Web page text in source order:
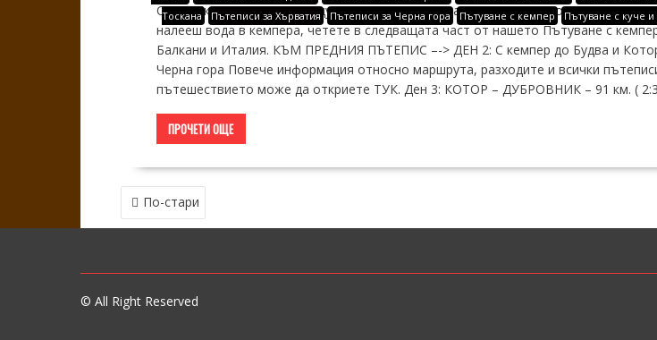
Тоскана
Пътеписи за Хърватия Пътеписи за Черна гора Пътуване с кемпер Пътуване с куче и
Свети Яков, както и да нощуваш в двора на пожарната, откъдето на
налееш вода в кемпера, четете в следващата част от нашето Пътуване с
Балкани и Италия. КЪМ ПРЕДНИЯ ПЪТЕПИС –-> ДЕН 2: С кемпер до Будва и
Черна гора Повече информация относно маршрута, разходите и всички
пътешествието може да откриете ТУК. Ден 3: КОТОР – ДУБРОВНИК – 91 км. (
ПРОЧЕТИ ОЩЕ
НАВИГАЦИЯ
По-стари
© All Right Reserved